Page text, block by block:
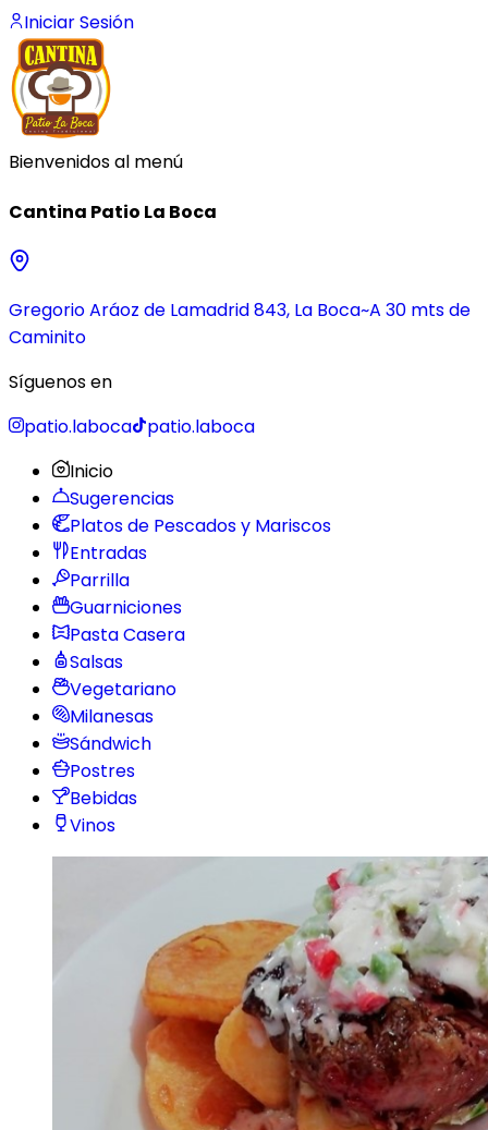
Iniciar Sesión
Bienvenidos al menú
Cantina Patio La Boca
Gregorio Aráoz de Lamadrid 843, La Boca~A 30 mts de
Caminito
(se abre en una pestaña nueva)
Síguenos en
patio.labocaInstagram (se abre en una pestaña
patio.labocaTikTok (se abre en una
Inicio
Sugerencias
Platos de Pescados y Mariscos
Entradas
Parrilla
Guarniciones
Pasta Casera
Salsas
Vegetariano
Milanesas
Sándwich
Postres
Bebidas
Vinos